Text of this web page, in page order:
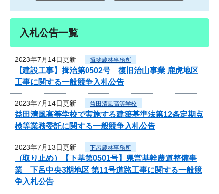
入札公告一覧
2023年7月14日更新 揖斐農林事務所
【建設工事】揖治第0502号 復旧治山事業 鹿虎地区
工事に関する一般競争入札公告
2023年7月14日更新 益田清風高等学校
益田清風高等学校で実施する建築基準法第12条定期点
検等業務委託に関する一般競争入札公告
2023年7月13日更新 下呂農林事務所
（取り止め）【下基第0501号】県営基幹農道整備事
業 下呂中央3期地区 第11号道路工事に関する一般競
争入札公告